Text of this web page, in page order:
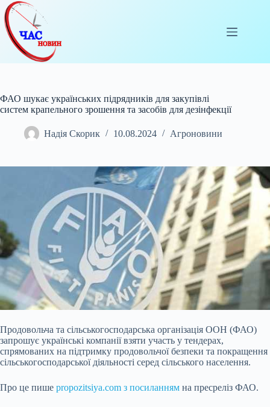
Перейти
до
вмісту
ФАО шукає українських підрядників для закупівлі
систем крапельного зрошення та засобів для дезінфекції
Надія Скорик 10.08.2024 Агроновини
Продовольча та сільськогосподарська організація ООН (ФАО)
запрошує українські компанії взяти участь у тендерах,
спрямованих на підтримку продовольчої безпеки та покращення
сільськогосподарської діяльності серед сільського населення.
Про це пише propozitsiya.com з посиланням на пресреліз ФАО.